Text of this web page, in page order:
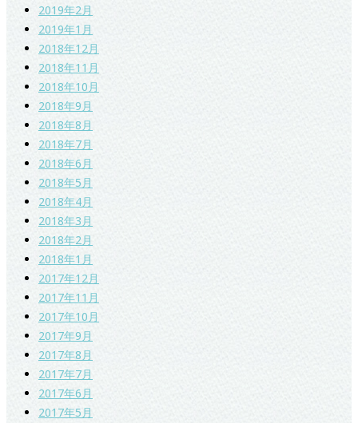
2019年2月
2019年1月
2018年12月
2018年11月
2018年10月
2018年9月
2018年8月
2018年7月
2018年6月
2018年5月
2018年4月
2018年3月
2018年2月
2018年1月
2017年12月
2017年11月
2017年10月
2017年9月
2017年8月
2017年7月
2017年6月
2017年5月